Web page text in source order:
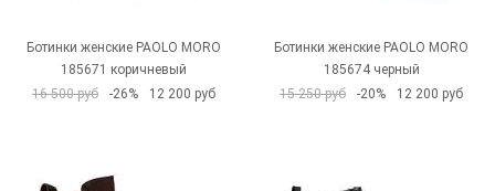
Ботинки женские PAOLO MORO
185671 коричневый
16 500 руб
-26% 12 200 руб
Ботинки женские PAOLO MORO
185674 черный
15 250 руб
-20% 12 200 руб